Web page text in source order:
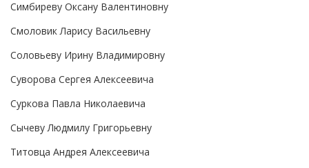
Симбиреву Оксану Валентиновну
Смоловик Ларису Васильевну
Соловьеву Ирину Владимировну
Суворова Сергея Алексеевича
Суркова Павла Николаевича
Сычеву Людмилу Григорьевну
Титовца Андрея Алексеевича